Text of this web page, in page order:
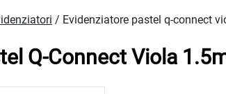
/ Evidenziatore pastel q-connect
Q-Connect Viola